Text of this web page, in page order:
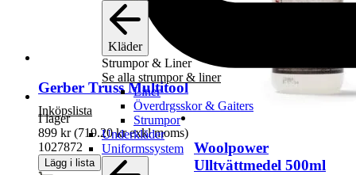
Kläder
Strumpor & Liner
Se alla strumpor & liner
Liner
Överdrgsskor & Gaiters
Strumpor
Underkläder
Uniformssystem
Inköpslista
Gerber Truss Multitool
I lager
899 kr (719.20krexkl moms)
1027872
Lägg i lista
Woolpower
Ulltvättmedel 500ml